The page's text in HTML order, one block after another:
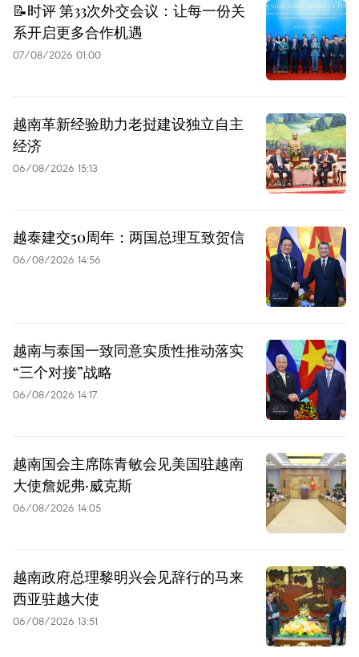
📝时评 第33次外交会议：让每一份关
系开启更多合作机遇
07/08/2026 01:00
越南革新经验助力老挝建设独立自主
经济
06/08/2026 15:13
越泰建交50周年：两国总理互致贺信
06/08/2026 14:56
越南与泰国一致同意实质性推动落实
“三个对接”战略
06/08/2026 14:17
越南国会主席陈青敏会见美国驻越南
大使詹妮弗·威克斯
06/08/2026 14:05
越南政府总理黎明兴会见辞行的马来
西亚驻越大使
06/08/2026 13:51